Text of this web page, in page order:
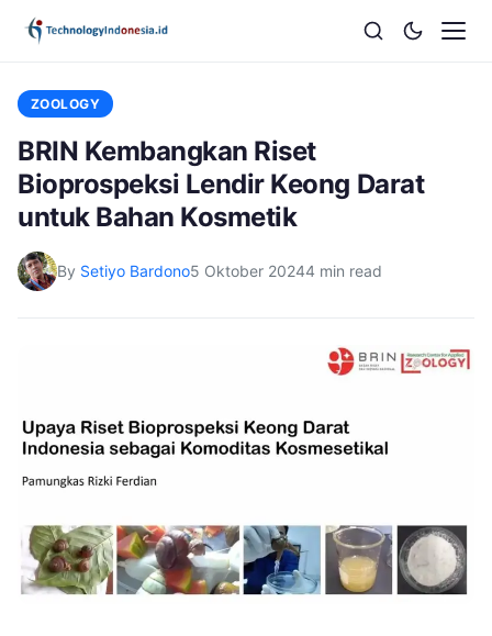
ZOOLOGY
BRIN Kembangkan Riset
Bioprospeksi Lendir Keong Darat
untuk Bahan Kosmetik
By Setiyo Bardono5 Oktober 20244 min read